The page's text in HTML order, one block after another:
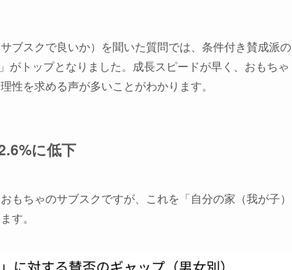
ブスクで良いか）を聞いた質問では、条件付き賛成派の
がトップとなりました。成長スピードが早く、おもちゃ
性を求める声が多いことがわかります。
に低下
ちゃのサブスクですが、これを「自分の家（我が子）
す。